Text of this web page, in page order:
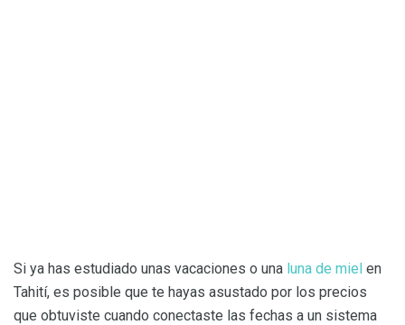
Si ya has estudiado unas vacaciones o una luna de miel en
Tahití, es posible que te hayas asustado por los precios
que obtuviste cuando conectaste las fechas a un sistema